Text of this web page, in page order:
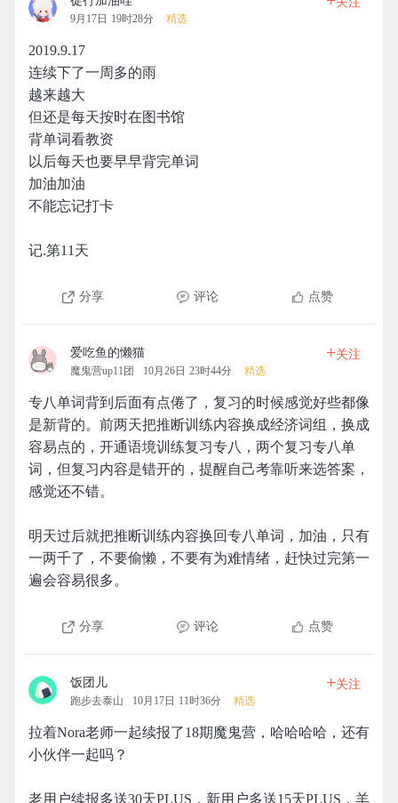
9月17日 19时28分 精选
2019.9.17
连续下了一周多的雨
越来越大
但还是每天按时在图书馆
背单词看教资
以后每天也要早早背完单词
加油加油
不能忘记打卡
记.第11天
分享 评论 点赞
爱吃鱼的懒猫
魔鬼营up11团 10月26日 23时44分 精选
+关注
专八单词背到后面有点倦了，复习的时候感觉好些都像
是新背的。前两天把推断训练内容换成经济词组，换成
容易点的，开通语境训练复习专八，两个复习专八单
词，但复习内容是错开的，提醒自己考靠听来选答案，
感觉还不错。
明天过后就把推断训练内容换回专八单词，加油，只有
一两千了，不要偷懒，不要有为难情绪，赶快过完第一
遍会容易很多。
分享 评论 点赞
饭团儿
跑步去泰山 10月17日 11时36分 精选
+关注
拉着Nora老师一起续报了18期魔鬼营，哈哈哈哈，还有
小伙伴一起吗？
老用户续报多送30天PLUS，新用户多送15天PLUS，羊